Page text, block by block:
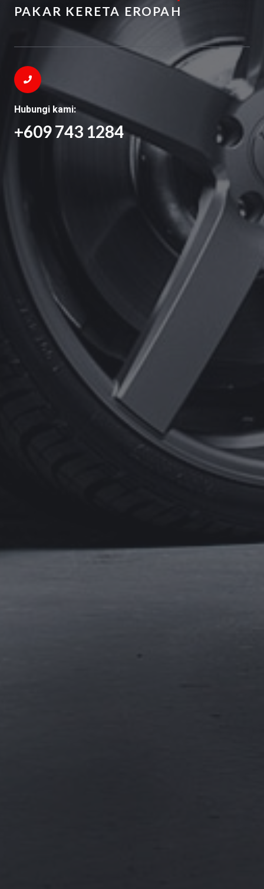
PAKAR KERETA EROPAH
Hubungi kami:
+609 743 1284